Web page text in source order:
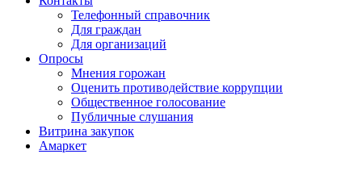
Телефонный справочник
Для граждан
Для организаций
Опросы
Мнения горожан
Оценить противодействие коррупции
Общественное голосование
Публичные слушания
Витрина закупок
Амаркет